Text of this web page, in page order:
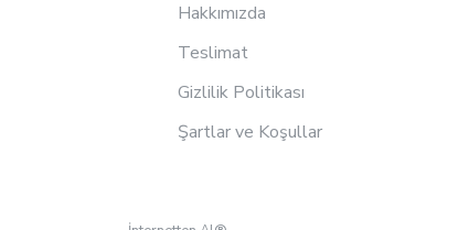
Hakkımızda
Teslimat
Gizlilik Politikası
Şartlar ve Koşullar